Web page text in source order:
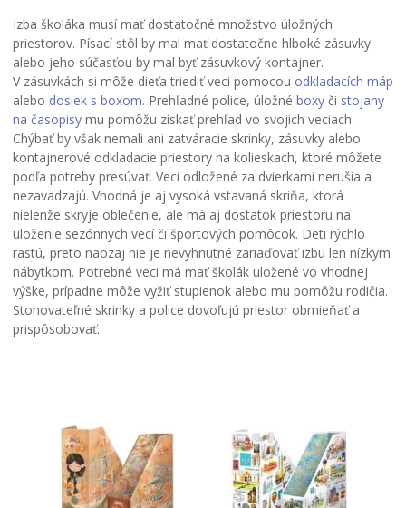
Izba školáka musí mať dostatočné množstvo úložných
priestorov. Písací stôl by mal mať dostatočne hlboké zásuvky
alebo jeho súčasťou by mal byť zásuvkový kontajner.
V zásuvkách si môže dieťa triediť veci pomocou odkladacích máp
alebo dosiek s boxom. Prehľadné police, úložné boxy či stojany
na časopisy mu pomôžu získať prehľad vo svojich veciach.
Chýbať by však nemali ani zatváracie skrinky, zásuvky alebo
kontajnerové odkladacie priestory na kolieskach, ktoré môžete
podľa potreby presúvať. Veci odložené za dvierkami nerušia a
nezavadzajú. Vhodná je aj vysoká vstavaná skriňa, ktorá
nielenže skryje oblečenie, ale má aj dostatok priestoru na
uloženie sezónnych vecí či športových pomôcok. Deti rýchlo
rastú, preto naozaj nie je nevyhnutné zariaďovať izbu len nízkym
nábytkom. Potrebné veci má mať školák uložené vo vhodnej
výške, prípadne môže vyžiť stupienok alebo mu pomôžu rodičia.
Stohovateľné skrinky a police dovoľujú priestor obmieňať a
prispôsobovať.